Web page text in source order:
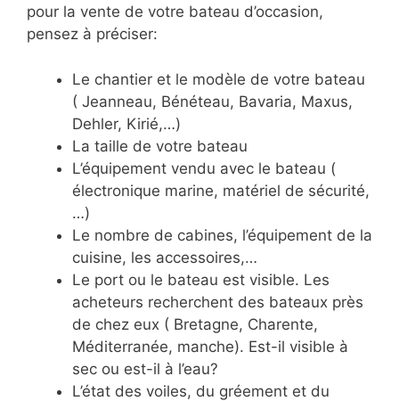
pour la vente de votre bateau d’occasion,
pensez à préciser:
Le chantier et le modèle de votre bateau
( Jeanneau, Bénéteau, Bavaria, Maxus,
Dehler, Kirié,…)
La taille de votre bateau
L’équipement vendu avec le bateau (
électronique marine, matériel de sécurité,
…)
Le nombre de cabines, l’équipement de la
cuisine, les accessoires,…
Le port ou le bateau est visible. Les
acheteurs recherchent des bateaux près
de chez eux ( Bretagne, Charente,
Méditerranée, manche). Est-il visible à
sec ou est-il à l’eau?
L’état des voiles, du gréement et du